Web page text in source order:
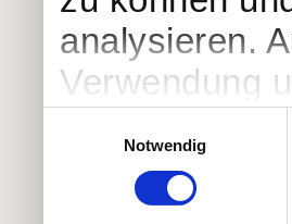
analysieren.
Verwendung
Partner
weiteren
Notwendig